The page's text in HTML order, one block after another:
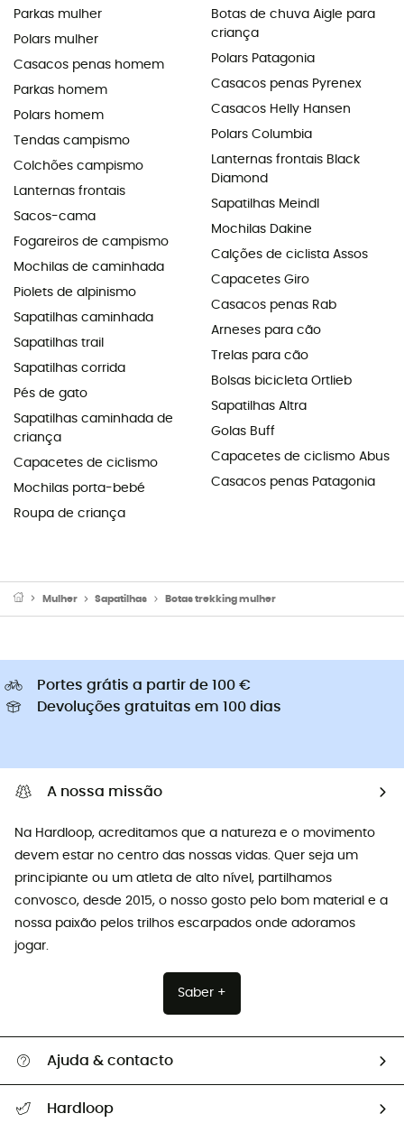
Parkas mulher
Polars mulher
Casacos penas homem
Parkas homem
Polars homem
Tendas campismo
Colchões campismo
Lanternas frontais
Sacos-cama
Fogareiros de campismo
Mochilas de caminhada
Piolets de alpinismo
Sapatilhas caminhada
Sapatilhas trail
Sapatilhas corrida
Pés de gato
Sapatilhas caminhada de
criança
Capacetes de ciclismo
Mochilas porta-bebé
Roupa de criança
Botas de chuva Aigle para
criança
Polars Patagonia
Casacos penas Pyrenex
Casacos Helly Hansen
Polars Columbia
Lanternas frontais Black
Diamond
Sapatilhas Meindl
Mochilas Dakine
Calções de ciclista Assos
Capacetes Giro
Casacos penas Rab
Arneses para cão
Trelas para cão
Bolsas bicicleta Ortlieb
Sapatilhas Altra
Golas Buff
Capacetes de ciclismo Abus
Casacos penas Patagonia
Mulher Sapatilhas Botas trekking mulher
Portes grátis a partir de 100 €
Devoluções gratuitas em 100 dias
A nossa missão
Na Hardloop, acreditamos que a natureza e o movimento
devem estar no centro das nossas vidas. Quer seja um
principiante ou um atleta de alto nível, partilhamos
convosco, desde 2015, o nosso gosto pelo bom material e a
nossa paixão pelos trilhos escarpados onde adoramos
jogar.
Saber +
Ajuda & contacto
Hardloop